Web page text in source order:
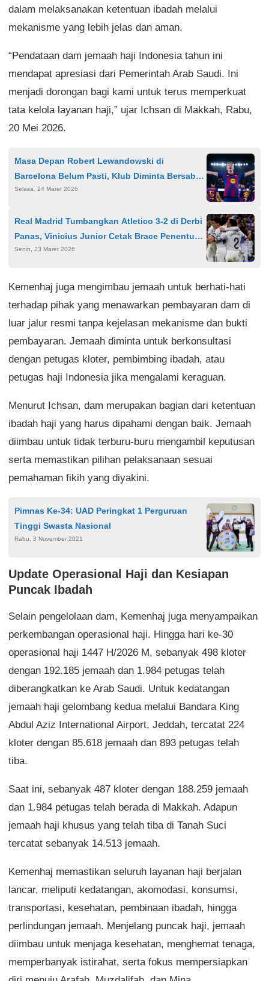
dalam melaksanakan ketentuan ibadah melalui
mekanisme yang lebih jelas dan aman.
“Pendataan dam jemaah haji Indonesia tahun ini
mendapat apresiasi dari Pemerintah Arab Saudi. Ini
menjadi dorongan bagi kami untuk terus memperkuat
tata kelola layanan haji,” ujar Ichsan di Makkah, Rabu,
20 Mei 2026.
Masa Depan Robert Lewandowski di
Barcelona Belum Pasti, Klub Diminta Bersabar
Menanti Keputusan
Selasa, 24 Maret 2026
Real Madrid Tumbangkan Atletico 3-2 di Derbi
Panas, Vinicius Junior Cetak Brace Penentu
Kemenangan
Senin, 23 Maret 2026
Kemenhaj juga mengimbau jemaah untuk berhati-hati
terhadap pihak yang menawarkan pembayaran dam di
luar jalur resmi tanpa kejelasan mekanisme dan bukti
pembayaran. Jemaah diminta untuk berkonsultasi
dengan petugas kloter, pembimbing ibadah, atau
petugas haji Indonesia jika mengalami keraguan.
Menurut Ichsan, dam merupakan bagian dari ketentuan
ibadah haji yang harus dipahami dengan baik. Jemaah
diimbau untuk tidak terburu-buru mengambil keputusan
serta memastikan pilihan pelaksanaan sesuai
pemahaman fikih yang diyakini.
Pimnas Ke-34: UAD Peringkat 1 Perguruan
Tinggi Swasta Nasional
Rabu, 3 November 2021
Update Operasional Haji dan Kesiapan
Puncak Ibadah
Selain pengelolaan dam, Kemenhaj juga menyampaikan
perkembangan operasional haji. Hingga hari ke-30
operasional haji 1447 H/2026 M, sebanyak 498 kloter
dengan 192.185 jemaah dan 1.984 petugas telah
diberangkatkan ke Arab Saudi. Untuk kedatangan
jemaah haji gelombang kedua melalui Bandara King
Abdul Aziz International Airport, Jeddah, tercatat 224
kloter dengan 85.618 jemaah dan 893 petugas telah
tiba.
Saat ini, sebanyak 487 kloter dengan 188.259 jemaah
dan 1.984 petugas telah berada di Makkah. Adapun
jemaah haji khusus yang telah tiba di Tanah Suci
tercatat sebanyak 14.513 jemaah.
Kemenhaj memastikan seluruh layanan haji berjalan
lancar, meliputi kedatangan, akomodasi, konsumsi,
transportasi, kesehatan, pembinaan ibadah, hingga
perlindungan jemaah. Menjelang puncak haji, jemaah
diimbau untuk menjaga kesehatan, menghemat tenaga,
memperbanyak istirahat, serta fokus mempersiapkan